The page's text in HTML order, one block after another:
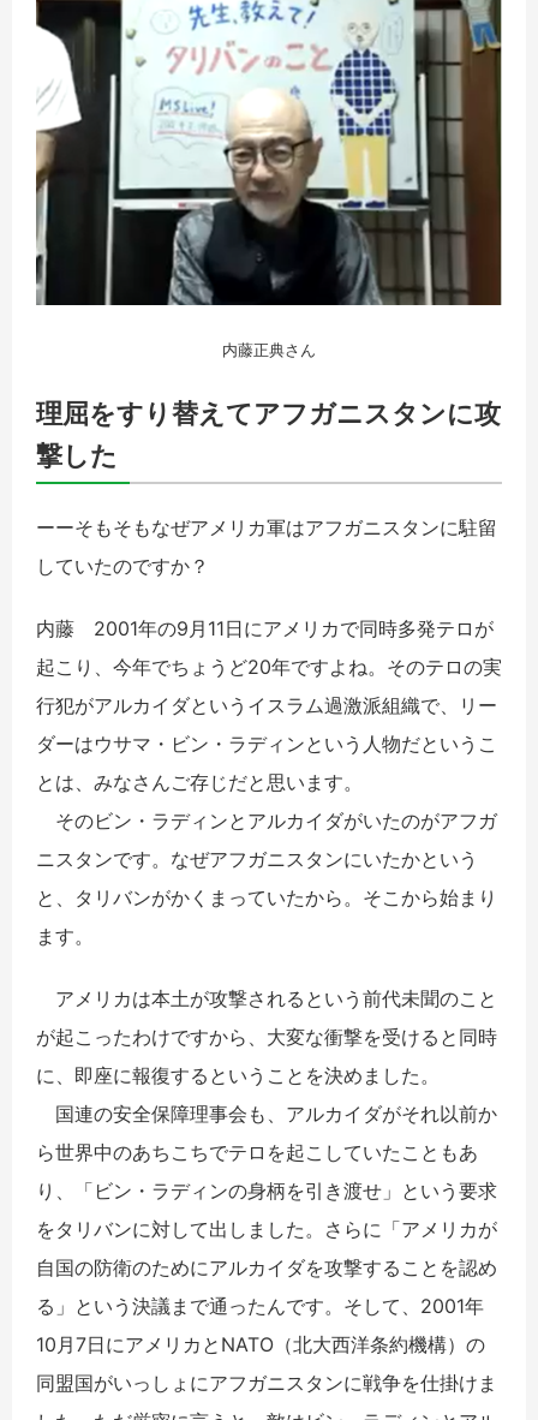
内藤正典さん
理屈をすり替えてアフガニスタンに攻
撃した
ーーそもそもなぜアメリカ軍はアフガニスタンに駐留
していたのですか？
内藤 2001年の9月11日にアメリカで同時多発テロが
起こり、今年でちょうど20年ですよね。そのテロの実
行犯がアルカイダというイスラム過激派組織で、リー
ダーはウサマ・ビン・ラディンという人物だというこ
とは、みなさんご存じだと思います。
そのビン・ラディンとアルカイダがいたのがアフガ
ニスタンです。なぜアフガニスタンにいたかという
と、タリバンがかくまっていたから。そこから始まり
ます。
アメリカは本土が攻撃されるという前代未聞のこと
が起こったわけですから、大変な衝撃を受けると同時
に、即座に報復するということを決めました。
国連の安全保障理事会も、アルカイダがそれ以前か
ら世界中のあちこちでテロを起こしていたこともあ
り、「ビン・ラディンの身柄を引き渡せ」という要求
をタリバンに対して出しました。さらに「アメリカが
自国の防衛のためにアルカイダを攻撃することを認め
る」という決議まで通ったんです。そして、2001年
10月7日にアメリカとNATO（北大西洋条約機構）の
同盟国がいっしょにアフガニスタンに戦争を仕掛けま